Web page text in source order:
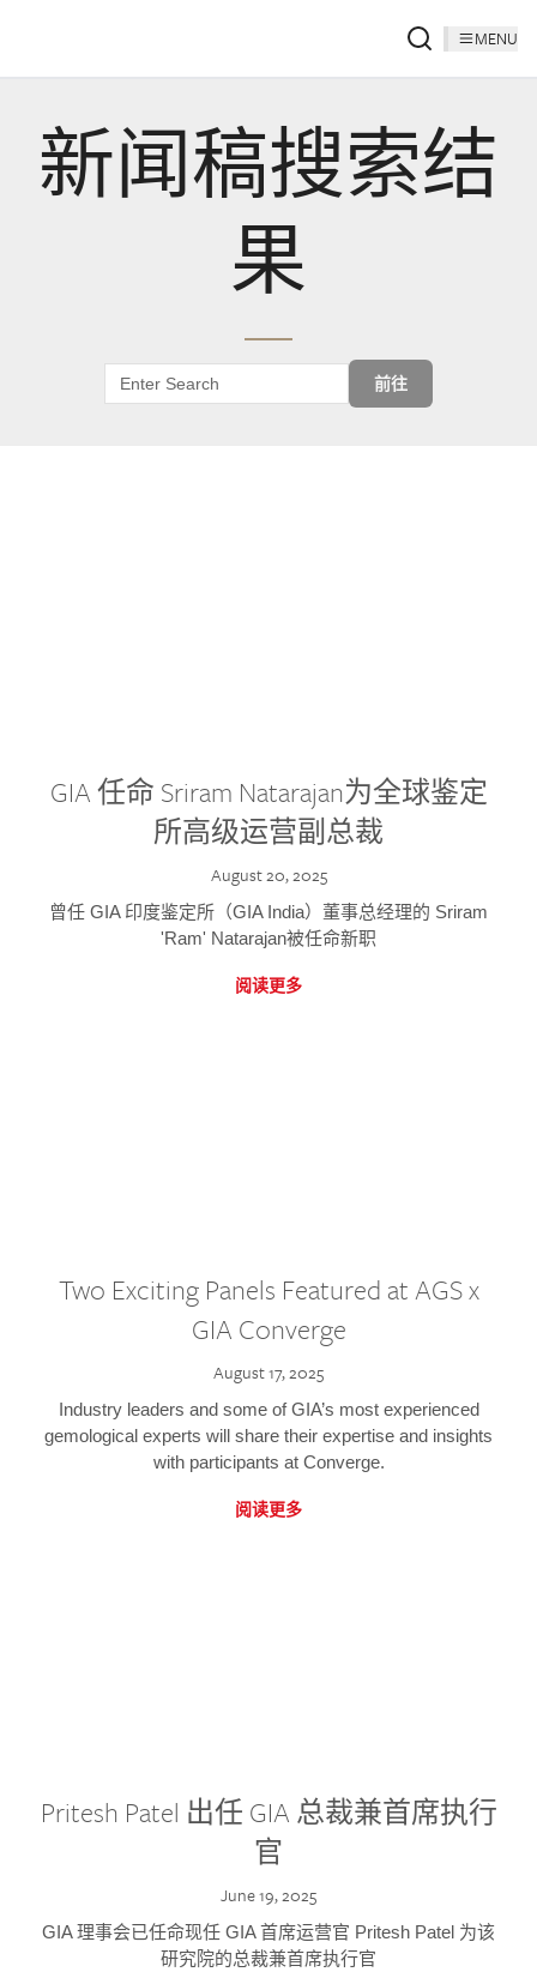
MENU
新闻稿搜索结
果
前往
GIA 任命 Sriram Natarajan为全球鉴定
所高级运营副总裁
August 20, 2025
曾任 GIA 印度鉴定所（GIA India）董事总经理的 Sriram
'Ram' Natarajan被任命新职
阅读更多
Two Exciting Panels Featured at AGS x
GIA Converge
August 17, 2025
Industry leaders and some of GIA’s most experienced
gemological experts will share their expertise and insights
with participants at Converge.
阅读更多
Pritesh Patel 出任 GIA 总裁兼首席执行
官
June 19, 2025
GIA 理事会已任命现任 GIA 首席运营官 Pritesh Patel 为该
研究院的总裁兼首席执行官